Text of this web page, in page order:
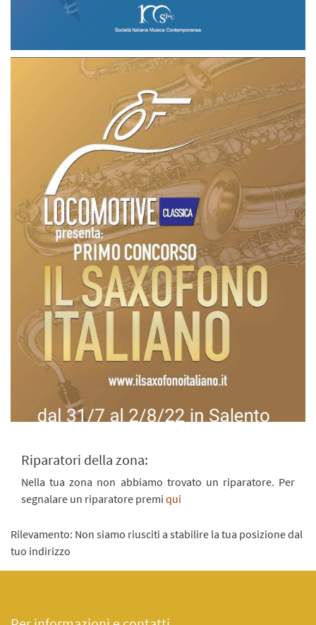
Riparatori della zona:
Nella tua zona non abbiamo trovato un riparatore. Per
segnalare un riparatore premi qui
Rilevamento: Non siamo riusciti a stabilire la tua posizione dal
tuo indirizzo